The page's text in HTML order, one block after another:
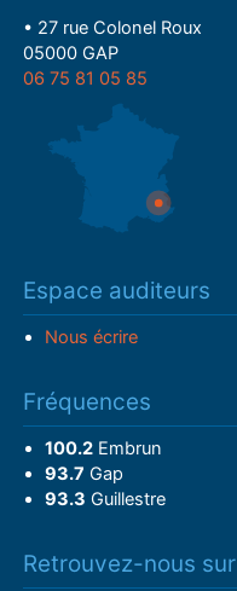
• 27 rue Colonel Roux
05000 GAP
06 75 81 05 85
Espace auditeurs
Nous écrire
Fréquences
100.2Embrun
93.7 Gap
93.3 Guillestre
Retrouvez-nous sur